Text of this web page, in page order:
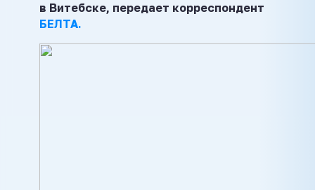
в Витебске, передает корреспондент
БЕЛТА.